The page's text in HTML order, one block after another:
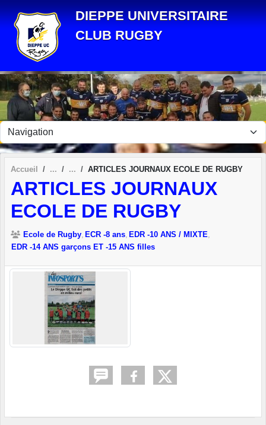
DIEPPE UNIVERSITAIRE
CLUB RUGBY
Accueil ARTICLES JOURNAUX ECOLE DE RUGBY
ARTICLES JOURNAUX
ECOLE DE RUGBY
Ecole de Rugby ECR -8 ans EDR -10 ANS / MIXTE
EDR -14 ANS garçons ET -15 ANS filles